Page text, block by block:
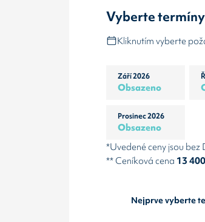
Vyberte
Kliknutím vyberte
Září 2026
Obsazeno
Prosinec 2026
Obsazeno
*Uvedené ceny jsou bez
** Ceníková cena 13 400
Nejprve vyberte